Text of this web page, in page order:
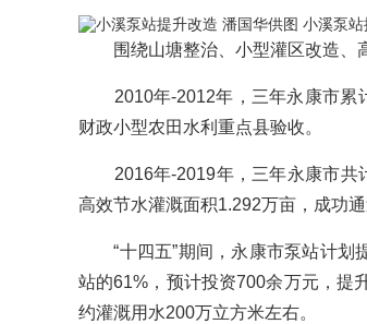
小溪泵
围绕山塘整治、小型灌区改造、高
2010年-2012年，三年永康市累
财政小型农田水利重点县验收。
2016年-2019年，三年永康市共计
高效节水灌溉面积1.292万亩，成功
“十四五”期间，永康市泵站计划
站的61%，预计投资700余万元，提
约灌溉用水200万立方米左右。